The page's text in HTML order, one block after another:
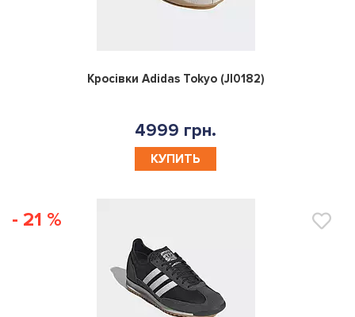
0
Кросівки Adidas Tokyo (JI0182)
4999 грн.
КУПИТЬ
- 21 %